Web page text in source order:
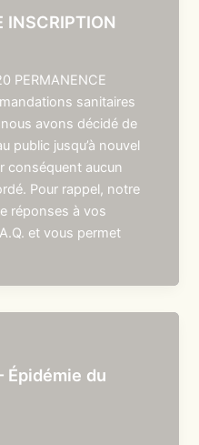
INSCRIPTION
PERMANENCE
sanitaires
nous avons décidé de
public jusqu’à nouvel
conséquent aucun
Pour rappel, notre
réponses à vos
et vous permet
Épidémie du